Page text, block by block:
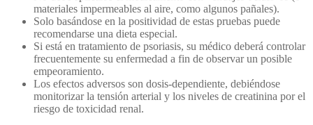
materiales impermeables al aire, como algunos pañales).
Solo basándose en la positividad de estas pruebas puede
recomendarse una dieta especial.
Si está en tratamiento de psoriasis, su médico deberá controlar
frecuentemente su enfermedad a fin de observar un posible
empeoramiento.
Los efectos adversos son dosis-dependiente, debiéndose
monitorizar la tensión arterial y los niveles de creatinina por el
riesgo de toxicidad renal.